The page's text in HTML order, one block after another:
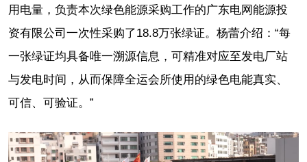
用电量，负责本次绿色能源采购工作的广东电网能源投
资有限公司一次性采购了18.8万张绿证。杨蕾介绍：“每
一张绿证均具备唯一溯源信息，可精准对应至发电厂站
与发电时间，从而保障全运会所使用的绿色电能真实、
可信、可验证。”